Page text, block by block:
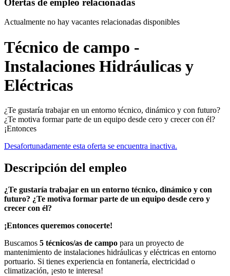
Actualmente no hay vacantes relacionadas disponibles
Técnico de campo -
Instalaciones Hidráulicas y
Eléctricas
¿Te gustaría trabajar en un entorno técnico, dinámico y con futuro?
¿Te motiva formar parte de un equipo desde cero y crecer con él?
¡Entonces
Desafortunadamente esta oferta se encuentra inactiva.
Descripción del empleo
¿Te gustaría trabajar en un entorno técnico, dinámico y con
futuro? ¿Te motiva formar parte de un equipo desde cero y
crecer con él?
¡Entonces queremos conocerte!
Buscamos 5 técnicos/as de campo para un proyecto de
mantenimiento de instalaciones hidráulicas y eléctricas en entorno
portuario. Si tienes experiencia en fontanería, electricidad o
climatización, ¡esto te interesa!